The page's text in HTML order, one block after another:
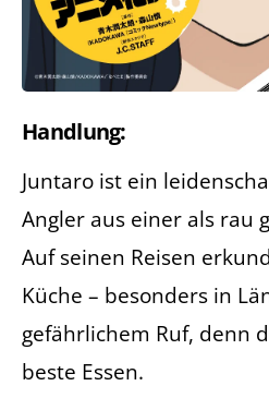
Handlung:
Juntaro ist ein
Angler aus einer als rau
Auf seinen Reisen
Küche – besonders in
gefährlichem Ruf, denn
beste Essen.